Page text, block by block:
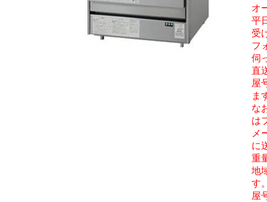
オ
平
受
フ
伺
直
屋
ま
な
は
メ
に
重
地
す
屋